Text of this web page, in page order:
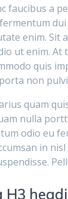
faucibus a
enim. Sit
ut enim. At
quis
non
quam
nulla
odio eu
in
H3